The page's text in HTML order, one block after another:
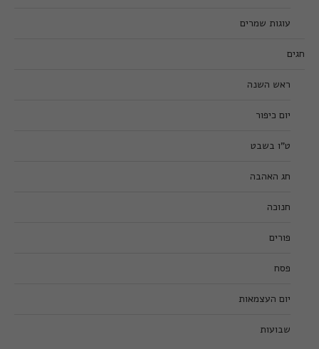
עוגות שמרים
חגים
ראש השנה
יום כיפור
ט”ו בשבט
חג האהבה
חנוכה
פורים
פסח
יום העצמאות
שבועות